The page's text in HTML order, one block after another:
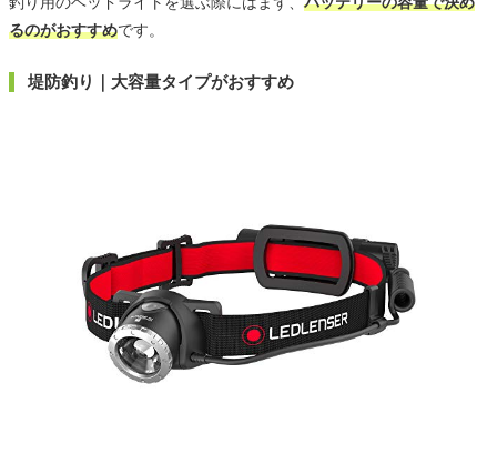
るのがおすすめです。
堤防釣り｜大容量タイプがおすすめ